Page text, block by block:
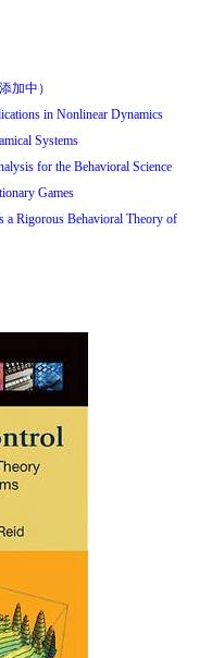
加中）
in Nonlinear Dynamics
Systems
for the Behavioral Science
Games
a Rigorous Behavioral Theory of